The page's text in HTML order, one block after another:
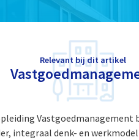
Relevant bij dit artikel
Vastgoedmanagement
integraal denk- en